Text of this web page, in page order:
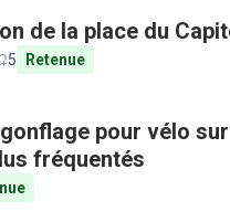
de la place du
5 Retenue
pour vélo
fréquentés